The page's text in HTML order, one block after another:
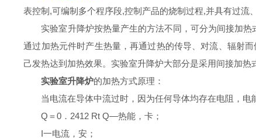
表控制,可编制多个程序段,控制产品的烧制过程,并具有过流
实验室升降炉按热量产生的方法不同，可分为间接加热
通过加热元件时产生热量，再通过热的传导、对流、辐射
己发热达到加热效果。实验室升降炉大部分是采用间接加
实验室升降炉的加热方式原理：
当电流在导体中流过时，因为任何导体均存在电阻，电
Q＝0．2412 Rt Q—热能，卡；
I一电流，安；